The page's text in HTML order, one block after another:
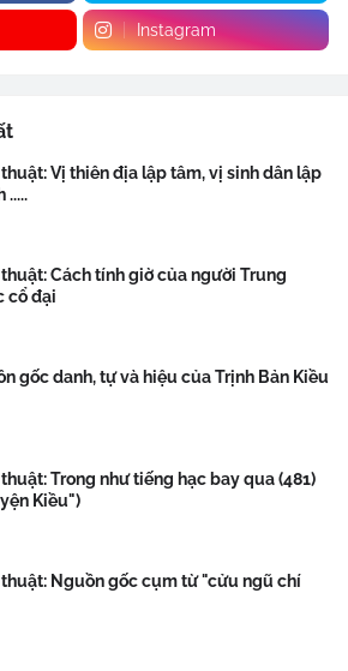
Instagram
thuật: Vị thiên địa lập tâm, vị sinh dân lập
.....
thuật: Cách tính giờ của người Trung
cổ đại
gốc danh, tự và hiệu của Trịnh Bản Kiều
thuật: Trong như tiếng hạc bay qua (481)
Kiều")
thuật: Nguồn gốc cụm từ "cửu ngũ chí